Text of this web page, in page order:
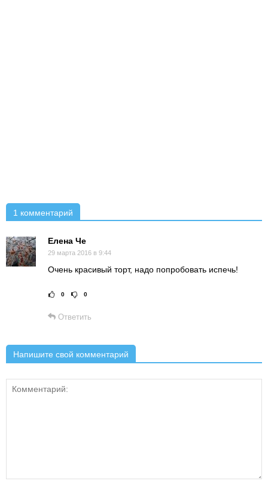
1 комментарий
Елена Че
29 марта 2016 в 9:44
Очень красивый торт, надо попробовать испечь!
Рейтинг статьи:
0 0
Ответить
Напишите свой комментарий